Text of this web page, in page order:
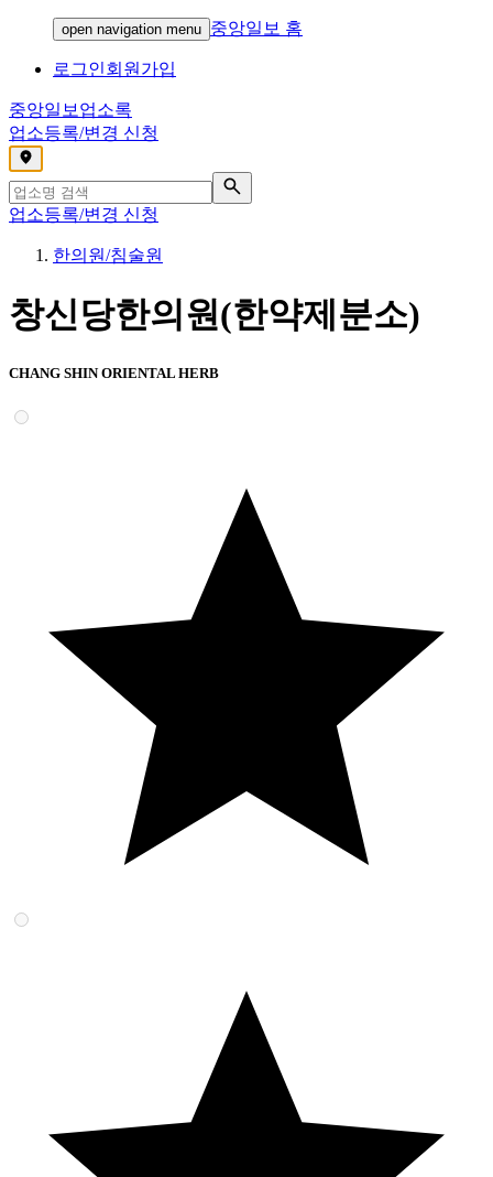
open navigation menu 중앙일보 홈
로그인회원가입
중앙일보 업소록
업소등록/변경 신청
,
업소등록/변경 신청
한의원/침술원
창신당한의원(한약제분소)
CHANG SHIN ORIENTAL HERB